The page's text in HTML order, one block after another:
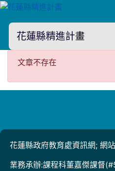
花蓮縣精進計畫
文章不存在
文章不存在
花蓮縣政府教育處資訊網; 網
業務承辦:課程科董嘉傑課督